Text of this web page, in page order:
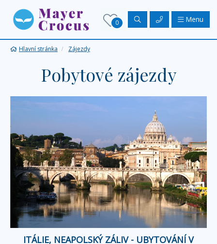
0 Menu
Hlavní stránka Zájezdy
Pobytové zájezdy
ITÁLIE, NEAPOLSKÝ ZÁLIV - UBYTOVÁNÍ V